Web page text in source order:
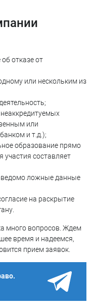
отказе от
или нескольким из
или
и т.д.);
образование прямо
участия составляет
ложные данные
на раскрытие
много вопросов. Ждем
время и надеемся,
прием заявок.